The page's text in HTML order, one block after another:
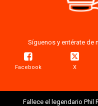
Síguenos y entérate de
Facebook X
Fallece el legendario Phil